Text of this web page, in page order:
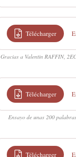
Télécharger
Gracias a Valentin RAFFIN,
Télécharger
Ensayo de unas 200
Télécharger